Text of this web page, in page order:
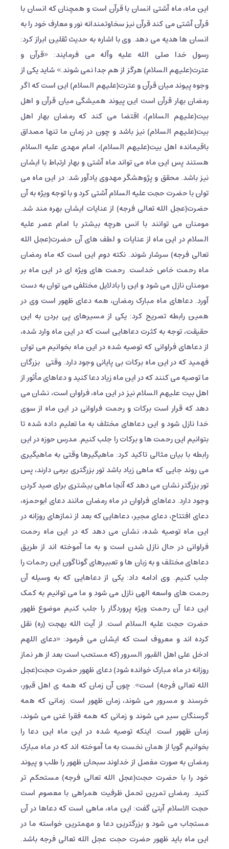
این ماه، ماه آشتی انسان با قرآن است و همچنان که انسان با
قرآن آشتی می کند قرآن نیز سخاوتمندانه نور و معارف خود را به
انسان ها هدیه می دهد. وی با اشاره به حدیث ثقلین ابراز کرد:
رسول خدا صلی الله علیه وآله می فرمایند: «قرآن و
عترت(علیهم السلام) هرگز از هم جدا نمی شوند.» شاید یکی از
وجوه پیوند میان قرآن و عترت(علیهم السلام) این است که اگر
رمضان بهار قرآن است این پیوند همیشگی میان قرآن و اهل
بیت(علیهم السلام)، اقتضا می کند که رمضان بهار اهل
بیت(علیهم السلام) نیز باشد و چون در زمان ما تنها مصداق
باقیمانده اهل بیت(علیهم السلام)، امام مهدی علیه السلام
هستند پس این ماه می تواند ماه آشتی و بهار ارتباط با ایشان
نیز باشد. محقق و پژوهشگر مهدوی یادآور شد: در این ماه می
توان با حضرت حجت علیه السلام آشتی کرد و با توجه ویژه به آن
حضرت(عجل الله تعالی فرجه) از عنایات ایشان بهره مند شد.
مومنان می توانند با انس هرچه بیشتر با امام عصر علیه
السلام در این ماه از عنایات و لطف های آن حضرت(عجل الله
تعالی فرجه) سرشار شوند. نکته دوم این است که ماه رمضان
ماه رحمت خاص خداست. رحمت های ویژه ای در این ماه بر
مومنان نازل می شود و این را بادلایل مختلفی می توان به دست
آورد. دعاهای ماه مبارک رمضان، همه دعای ظهور است وی در
همین رابطه تصریح کرد: یکی از مسیرهای پی بردن به این
حقیقت، توجه به کثرت دعاهایی است که در این ماه وارد شده،
از دعاهای فراوانی که توصیه شده در این ماه بخوانیم می توان
فهمید که در این ماه برکات بی پایانی وجود دارد. وقتی بزرگان
ما توصیه می کنند که در این ماه زیاد دعا کنید و دعاهای مأثور از
اهل بیت علیهم السلام نیز در این ماه، فراوان است، نشان می
دهد که قرار است برکات و رحمت فراوانی در این ماه از سوی
خدا نازل شود و این دعاهای مختلف به ما تعلیم داده شده تا
بتوانیم این رحمت ها و برکات را جلب کنیم. مدرس حوزه در این
رابطه با بیان مثالی تاکید کرد: ماهیگیرها وقتی به ماهیگیری
می روند جایی که ماهی زیاد باشد تور بزرگتری برمی دارند، پس
تور بزرگتر نشان می دهد که آنجا ماهی بیشتری برای صید کردن
وجود دارد. دعاهای فراوان در ماه رمضان مانند دعای ابوحمزه،
دعای افتتاح، دعای مجیر، دعاهایی که بعد از نمازهای روزانه در
این ماه توصیه شده، نشان می دهد که در این ماه رحمت
فراوانی در حال نازل شدن است و به ما آموخته اند از طریق
دعاهای مختلف و به زبان ها و تعبیرهای گوناگون این رحمات را
جلب کنیم. وی ادامه داد: یکی از دعاهایی که به وسیله آن
رحمت های واسعه الهی نازل می شود و ما می توانیم به کمک
این دعا آن رحمت ویژه پروردگار را جلب کنیم موضوع ظهور
حضرت حجت علیه السلام است. از آیت الله بهجت (ره) نقل
کرده اند و معروف است که ایشان می فرمود: «دعای اللهم
ادخل علی اهل القبور السرور (که مستحب است بعد از هر نماز
روزانه در ماه مبارک خوانده شود) دعای ظهور حضرت حجت(عجل
الله تعالی فرجه) است». چون آن زمان که همه ی اهل قبور،
خرسند و مسرور می شوند، زمان ظهور است. زمانی که همه
گرسنگان سیر می شوند و زمانی که همه فقرا غنی می شوند،
زمان ظهور است. اینکه توصیه شده در این ماه این دعا را
بخوانیم گویا از همان نخست به ما آموخته اند که در ماه مبارک
رمضان به صورت مفصل از خداوند سبحان ظهور را طلب و پیوند
خود را با حضرت حجت(عجل الله تعالی فرجه) مستحکم تر
کنید. رمضان تمرین تحمل ظرفیت همراهی با معصوم است
حجت الاسلام آیتی گفت: این ماه، ماهی است که دعاها در آن
مستجاب می شود و بزرگترین دعا و مهمترین خواسته ما در
این ماه باید ظهور حضرت حجت عجل الله تعالی فرجه باشد.